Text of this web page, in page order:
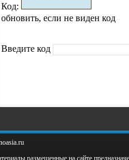
Код:
обновить, если не виден код
Введите код
размещенные на сайте